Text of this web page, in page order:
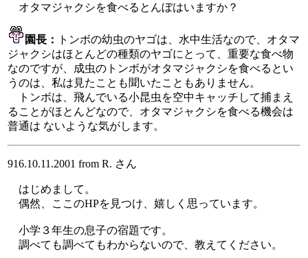
オタマジャクシを食べるとんぼはいますか？
園長：
トンボの幼虫のヤゴは、水中生活なので、オタマ
ジャクシはほとんどの種類のヤゴにとって、重要な食べ物
なのですが、成虫のトンボがオタマジャクシを食べるとい
うのは、私は見たことも聞いたこともありません。
トンボは、飛んでいる小昆虫を空中キャッチして捕まえ
ることがほとんどなので、オタマジャクシを食べる機会は
普通は ないような気がします。
916.10.11.2001 from R. さん
はじめまして。
偶然、ここのHPを見つけ、嬉しく思っています。
小学３年生の息子の宿題です。
調べても調べてもわからないので、教えてください。